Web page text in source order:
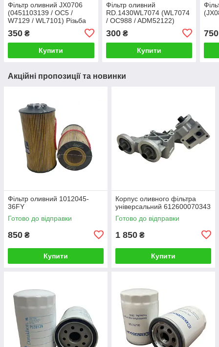
Фільтр оливний JX0706
(0451103139 / OC5 /
W7129 / WL7101) Різьба
350 ₴
Купити
Фільтр оливний
RD.1430WL7074 (WL7074
/ OC988 / ADM52122)
300₴
Купити
750
Акційні пропозиції та новинки
Фільтр оливний 1012045-
36FY
Готово до відправки
850 ₴
Купити
Корпус оливного фільтра
універсальний 612600070343
Готово до відправки
1 850 ₴
Купити